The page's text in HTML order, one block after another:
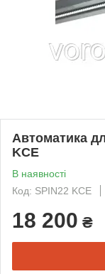
Автоматика
KCE
В наявності
Код: SPIN22 KCE
18 200 ₴